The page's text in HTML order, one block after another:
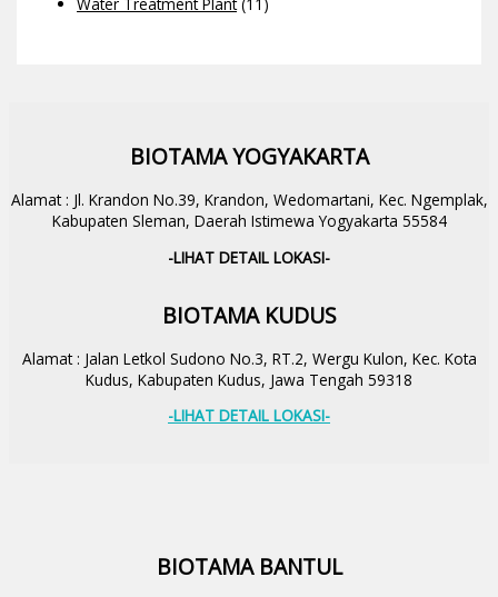
BIOTAMA YOGYAKARTA
Alamat : Jl. Krandon No.39, Krandon, Wedomartani, Kec. Ngemplak,
Kabupaten Sleman, Daerah Istimewa Yogyakarta 55584
-LIHAT DETAIL LOKASI-
BIOTAMA KUDUS
Alamat : Jalan Letkol Sudono No.3, RT.2, Wergu Kulon, Kec. Kota
Kudus, Kabupaten Kudus, Jawa Tengah 59318
-LIHAT DETAIL LOKASI-
BIOTAMA BANTUL